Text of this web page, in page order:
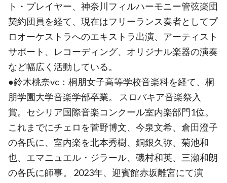
ト・プレイヤー、神奈川フィルハーモニー管弦楽団
契約団員を経て、現在はフリーランス奏者としてプ
ロオーケストラへのエキストラ出演、アーティスト
サポート、レコーディング、オリジナル楽器の演奏
など幅広く活動している。
●鈴木桃奈vc：桐朋女子高等学校音楽科を経て、桐
朋学園大学音楽学部卒業。 スロバキア音楽祭入
賞。セシリア国際音楽コンクール室内楽部門1位。
これまでにチェロを菅野博文、今泉文希、倉田澄子
の各氏に、室内楽を北本秀樹、銅銀久弥、菊池和
也、エマニュエル・ジラール、磯村和英、三瀬和朗
の各氏に師事。 2023年、迎賓館赤坂離宮にて演